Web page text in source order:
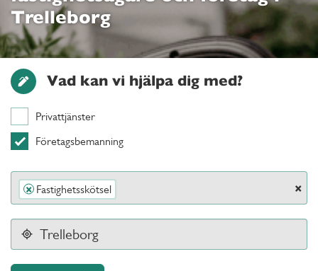
Trelleborg
Vad kan vi hjälpa dig med?
Privattjänster
Företagsbemanning
×
× Fastighetsskötsel